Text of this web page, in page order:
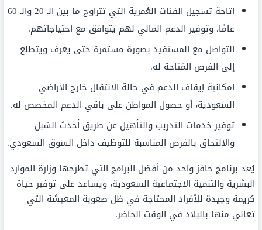
إتاحة تسجيل الفئات العُمرية التي تتراوح ما بين الـ 20 والـ 60
عامًا، وتوفير الدعم المالي لهم يتوافق مع احتياجاتهم.
التواصل مع المستفيد بصورة مستمرة حتى يعرف ويتطلع
إلى الفرص المُتاحة له.
إمكانية إيقاف الدعم في حالة الانتقال خارج الأراضي
السعودية، أو حصول المواطن على باقي الدعم المخصص له.
توفير خدمات التدريب والتأهيل عن طريق أحدث السُبل
والالتحاق بالفرص المناسبة للتوظيف داخل السوق السعودي.
يُعد برنامج حافز واحد من أفضل البرامج التي تطرحها وزارة الموارد
البشرية والتنمية الاجتماعية السعودية، ويساعد على توفير حياة
كريمة وجيدة للأفراد المحتاجة في ظل صعوبة المعيشة التي
تعاني منها بالبلاد في الوقت الحاضر.